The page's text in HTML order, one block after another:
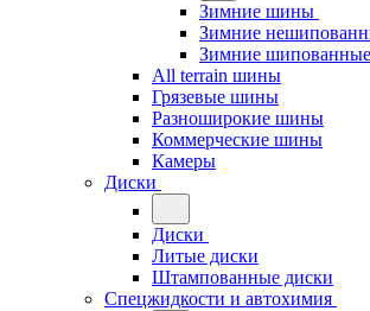
Зимние шины
Зимние
Зимние шипованные
All terrain шины
Грязевые шины
Разноширокие шины
Коммерческие шины
Камеры
Диски
Диски
Литые диски
Штампованные диски
Спецжидкости и автохимия